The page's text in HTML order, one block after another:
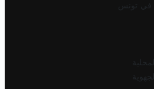
في تونس